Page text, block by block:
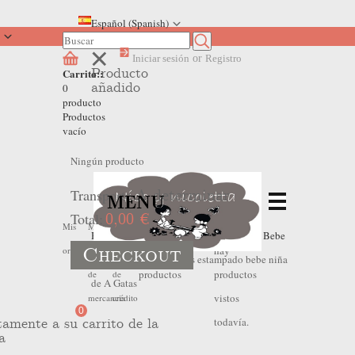
Español (Spanish)
Mis
ordenes
Mis
devoluciones
de
mercancia
Mis
hojas
de
crédito
No
hay
productos
No
hay
productos
vistos
todavía.
Iniciar sesión or Registro
Carrito::
0
0
producto
Productos
vacío
Ningún producto
TransporteA determinar
Total: 0,00 €
Checkout
Producto
añadido
a su carrito de la
MENU
Home Outlet Verano >Oulet Verano Bebe
Niña > Vestido volantes estampado bebe niña
de A Gatas